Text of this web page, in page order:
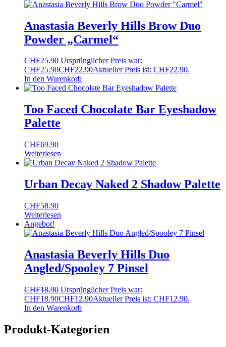
Anastasia Beverly Hills Brow Duo
Powder „Carmel“
CHF25.90 Ursprünglicher Preis war:
CHF25.90CHF22.90Aktueller Preis ist: CHF22.90.
In den Warenkorb
Too Faced Chocolate Bar Eyeshadow
Palette
CHF69.90
Weiterlesen
Urban Decay Naked 2 Shadow Palette
CHF58.90
Weiterlesen
Angebot!
Anastasia Beverly Hills Duo
Angled/Spooley 7 Pinsel
CHF18.90 Ursprünglicher Preis war:
CHF18.90CHF12.90Aktueller Preis ist: CHF12.90.
In den Warenkorb
Produkt-Kategorien